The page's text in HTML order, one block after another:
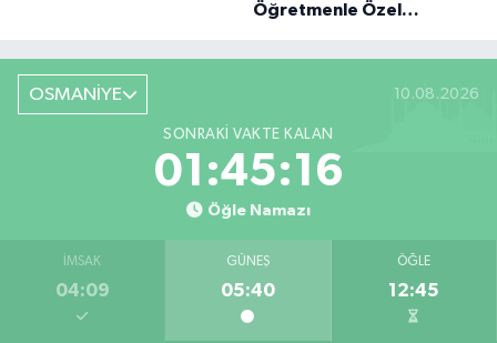
Öğretmenle Özel
OSMANİYE 10.08.2026
SONRAKI VAKTE KALAN
01:45:15
Öğle Namazı
İMSAK
04:09
GÜNEŞ
05:40
ÖĞLE
12:45